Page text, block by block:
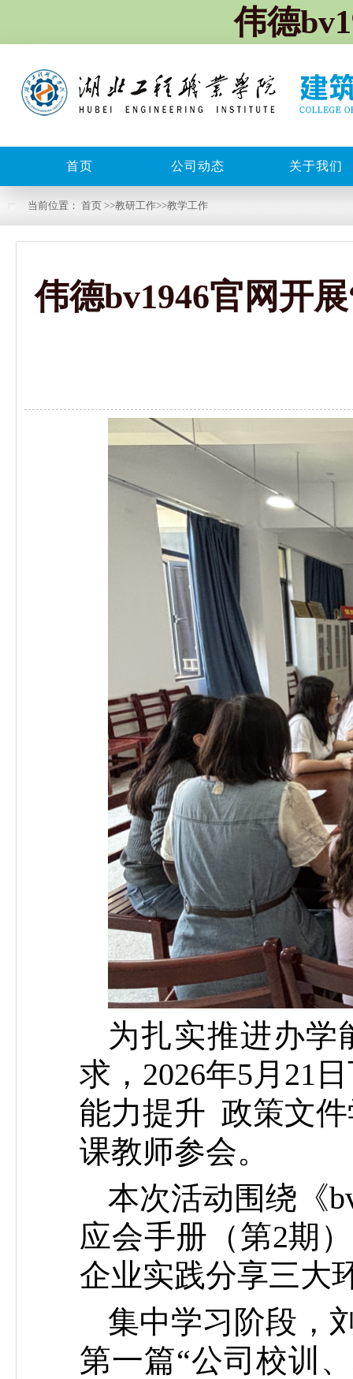
伟德
首页 公司动态 关于我们
当前位置： 首页 >>教研工作>>教学工作
伟德bv1946官网开
为扎实推进办学
求，2026年5月21
能力提升 政策文
课教师参会。
本次活动围绕《
应会手册（第2期
企业实践分享三大
集中学习阶段，
第一篇“公司校训